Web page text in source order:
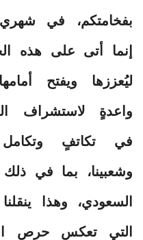
بفخامتكم، في شهري
إنما أتى على هذه
ليُعززها ويفتح
واعدةٍ لاستشراف
في تكاتفٍ وتكامل
وشعبينا، بما في
السعودي، وهذا
التي تعكس حرص